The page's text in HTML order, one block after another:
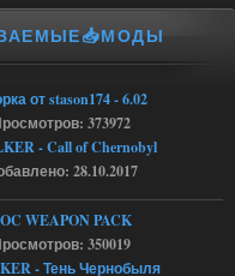
Ответить ➤
Пак 2 + OGSR +
3.4
Mods-Clan-su
для пользователей
от stason174 - 6.02
373972
- Call of Chernobyl
28.10.2017
WEAPON PACK
350019
- Тень Чернобыля